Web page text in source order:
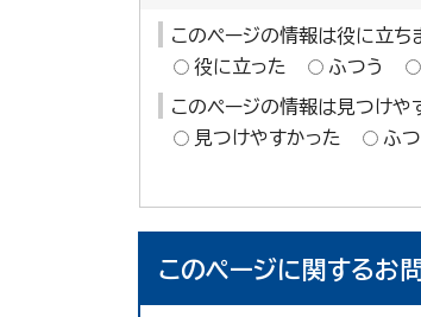
このページの情報は役に立ち
役に立った
ふつう
このページの情報は見つけや
見つけやすかった
ふ
このページに関するお